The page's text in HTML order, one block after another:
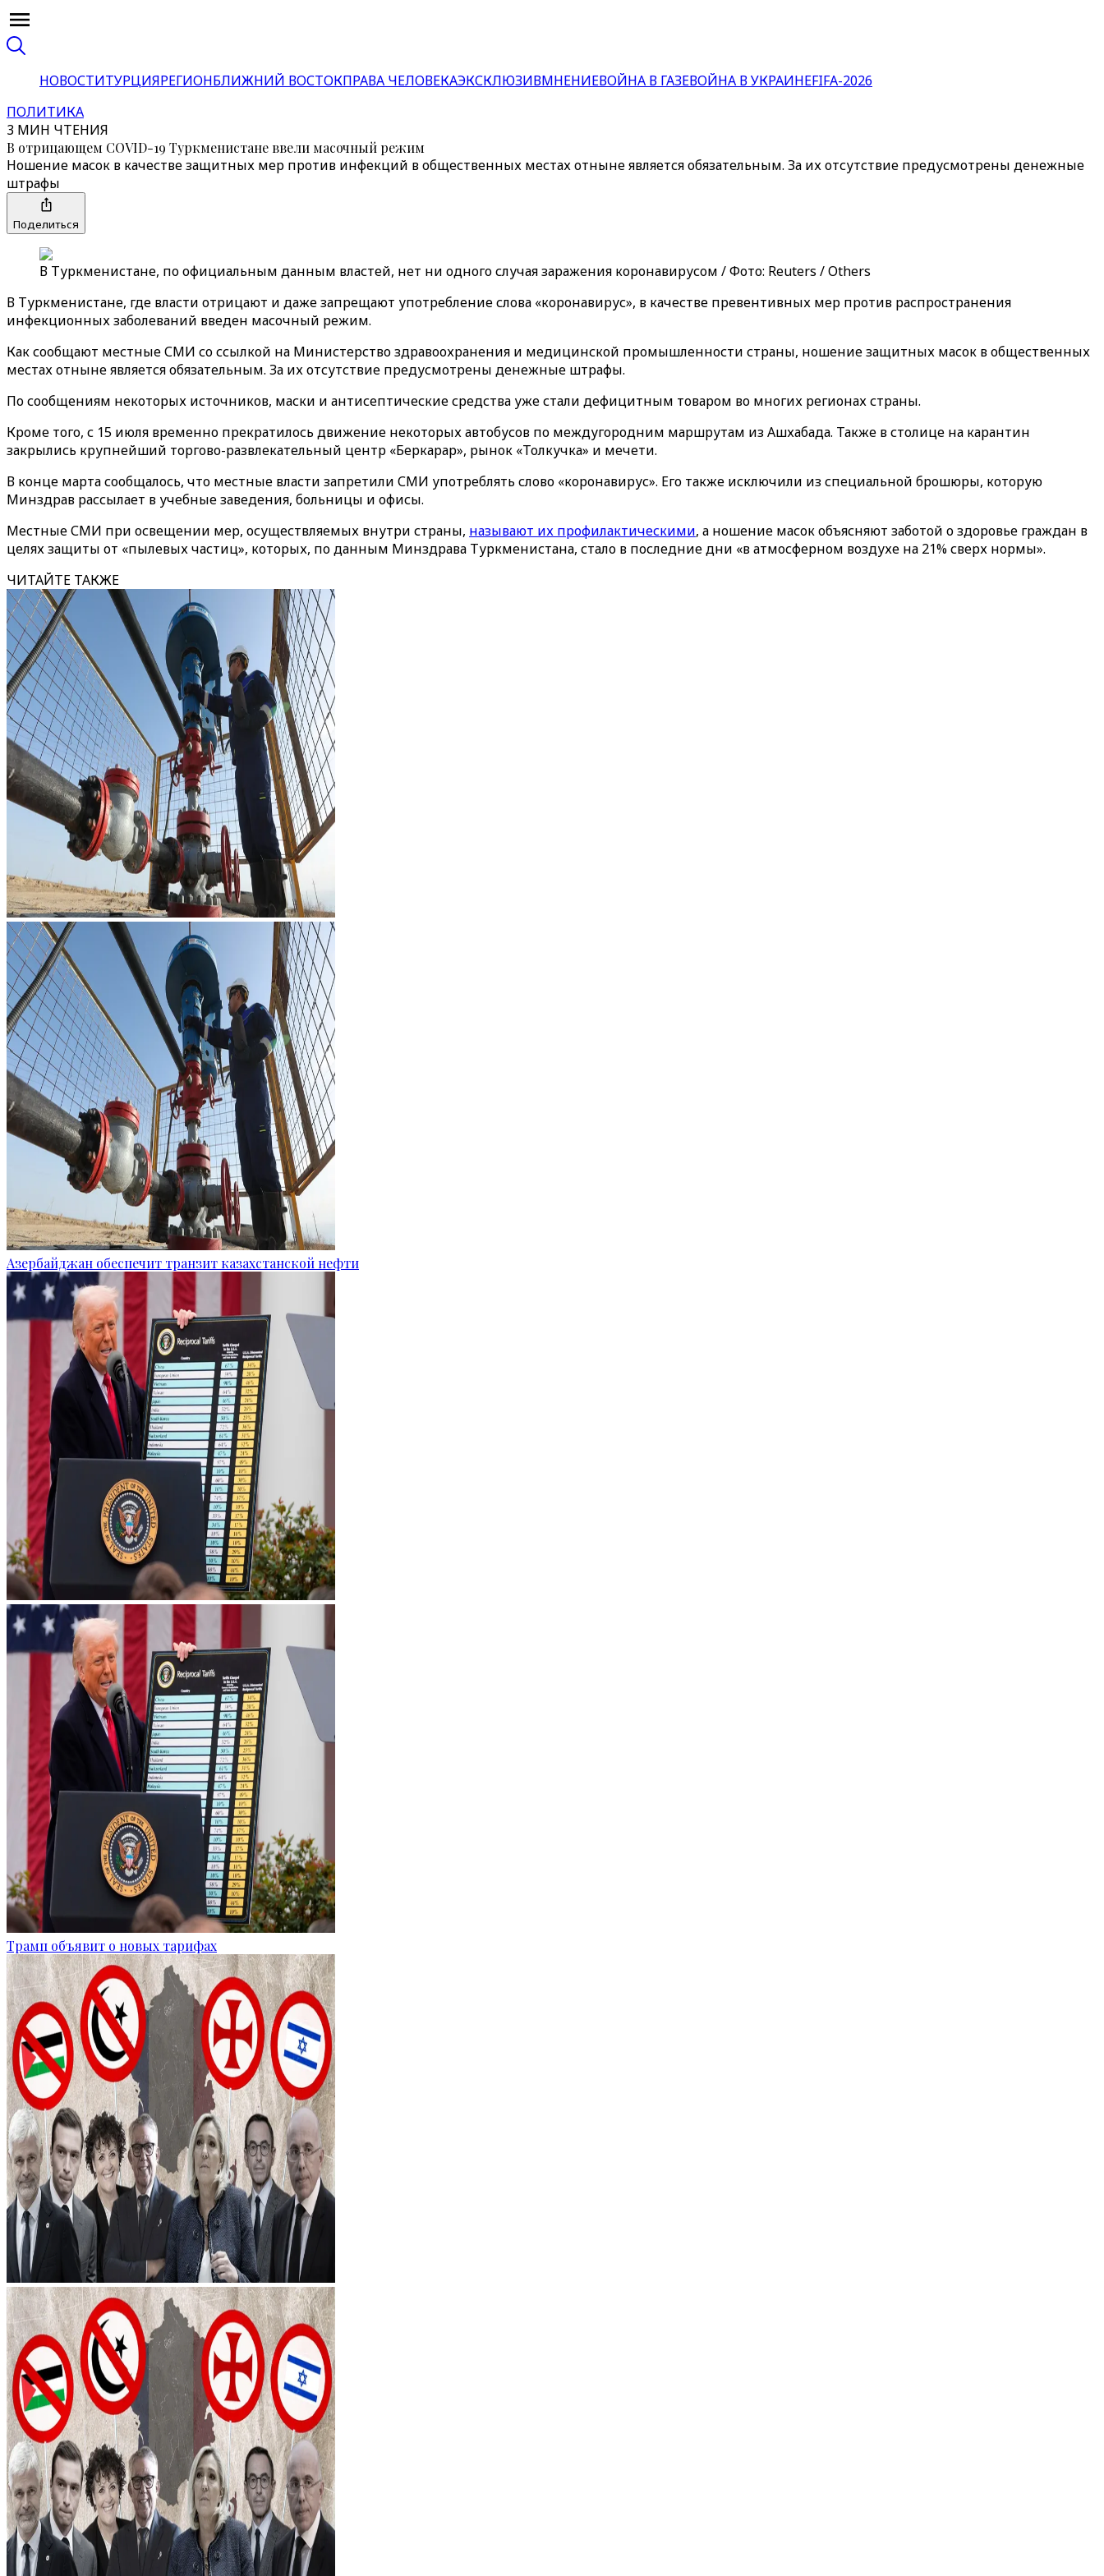
НОВОСТИТУРЦИЯРЕГИОНБЛИЖНИЙ ВОСТОКПРАВА ЧЕЛОВЕКАЭКСКЛЮЗИВМНЕНИЕВОЙНА В ГАЗЕВОЙНА В УКРАИНЕFIFA-2026
ПОЛИТИКА
3 МИН ЧТЕНИЯ
В отрицающем COVID-19 Туркменистане ввели масочный режим
Ношение масок в качестве защитных мер против инфекций в общественных местах отныне является обязательным. За их отсутствие предусмотрены денежные
штрафы
Поделиться
В Туркменистане, по официальным данным властей, нет ни одного случая заражения коронавирусом / Фото: Reuters / Others
В Туркменистане, где власти отрицают и даже запрещают употребление слова «коронавирус», в качестве превентивных мер против распространения
инфекционных заболеваний введен масочный режим.
Как сообщают местные СМИ со ссылкой на Министерство здравоохранения и медицинской промышленности страны, ношение защитных масок в общественных
местах отныне является обязательным. За их отсутствие предусмотрены денежные штрафы.
По сообщениям некоторых источников, маски и антисептические средства уже стали дефицитным товаром во многих регионах страны.
Кроме того, с 15 июля временно прекратилось движение некоторых автобусов по междугородним маршрутам из Ашхабада. Также в столице на карантин
закрылись крупнейший торгово-развлекательный центр «Беркарар», рынок «Толкучка» и мечети.
В конце марта сообщалось, что местные власти запретили СМИ употреблять слово «коронавирус». Его также исключили из специальной брошюры, которую
Минздрав рассылает в учебные заведения, больницы и офисы.
Местные СМИ при освещении мер, осуществляемых внутри страны, называют их профилактическими, а ношение масок объясняют заботой о здоровье граждан в
целях защиты от «пылевых частиц», которых, по данным Минздрава Туркменистана, стало в последние дни «в атмосферном воздухе на 21% сверх нормы».
ЧИТАЙТЕ ТАКЖЕ
Азербайджан обеспечит транзит казахстанской нефти
Трамп объявит о новых тарифах